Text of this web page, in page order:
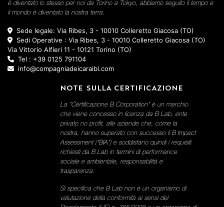
è diventato lo stesso per noi da Torino a Tokyo, abbiamo seguito il tempo e
il mondo è diventato la nostra terra.
Sede legale: Via Ribes, 3 - 10010 Colleretto Giacosa (TO)
Sedi Operative : Via Ribes, 3 - 10010 Colleretto Giacosa (TO)
Via Vittorio Alfieri 11 - 10121 Torino (TO)
Tel : +39 0125 791104
info@compagniadeicaraibi.com
NOTE SULLA CERTIFICAZIONE
La "Certificazione B Corporation" è un marchio
che viene concesso in licenza da B Lab, ente
privato no profit, alle aziende che, come la
nostra, hanno superato con successo il B Impact
Assessment ("BIA") e soddisfano quindi i requisiti
richiesti da B Lab in termini di performance
sociale e ambientale, responsabilità e
trasparenza.
Si specifica che B Lab non è un organismo di
valutazione della conformità ai sensi del